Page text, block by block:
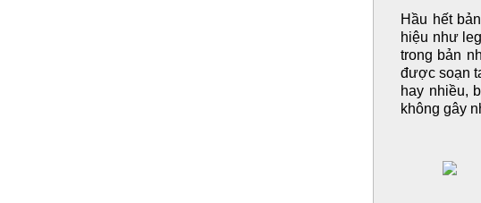
Hầu hết
hiệu như
trong bản
được soạn
hay nhiều,
không gây